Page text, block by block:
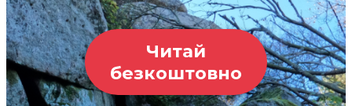
Читай
безкоштовно